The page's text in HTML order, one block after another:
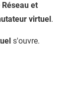
Réseau et
virtuel.
s'ouvre.